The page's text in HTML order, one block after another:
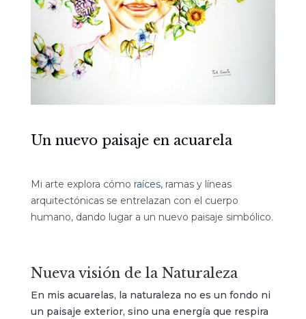
Un nuevo paisaje en acuarela
Mi arte explora cómo raíces,ramas y líneas
arquitectónicas se entrelazan con el cuerpo
humano, dando lugar a un nuevo paisaje simbólico.
Nueva visión de la Naturaleza
En mis acuarelas, la naturaleza no es un fondo ni
un paisaje exterior, sino una energía que respira